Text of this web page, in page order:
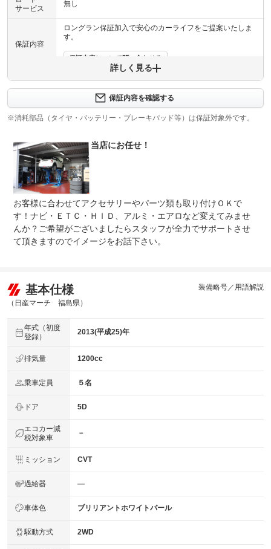
サービス
無し
保証内容
ロングラン保証加入で安心のカーライフをご提案いたしま
す。
保証内容について問い合わせる
保証項目 -
修理回数 -
免責金 無し
保証修理
受付先
-
法定整備
整備付 法定12ヶ月または法定24ヶ月点検整備付
※車検なし・車検整備付の場合は法定24ヶ月点検整備付
※商用車は6ヶ月または12ヶ月点検整備付
法定整備
内装・外装ともに綺麗なお車です。（内装クリーニング済
詳しく見る
保証内容を確認する
※消耗部品（タイヤ・バッテリー・ブレーキパッド等）は保証対象外です。
当店にお任せ！
お客様に合わせてアクセサリーやパーツ類も取り付けＯＫで
す！ナビ・ＥＴＣ・ＨＩＤ、アルミ・エアロなど変えてみませ
んか？ご希望がございましたらスタッフが全力でサポートさせ
て頂きますのでイメージをお話下さい。
基本仕様
（日産マーチ 福島県）
装備略号／用語解説
年式（初度
登録）
2013(平成25)年
排気量 1200cc
乗車定員 ５名
ドア 5D
エコカー減
税対象車
－
ミッション CVT
過給器 ―
車体色 ブリリアントホワイトパール
駆動方式 2WD